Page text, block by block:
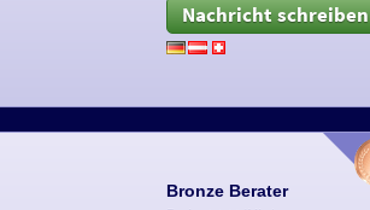
Nachricht schreiben
Bronze Berater